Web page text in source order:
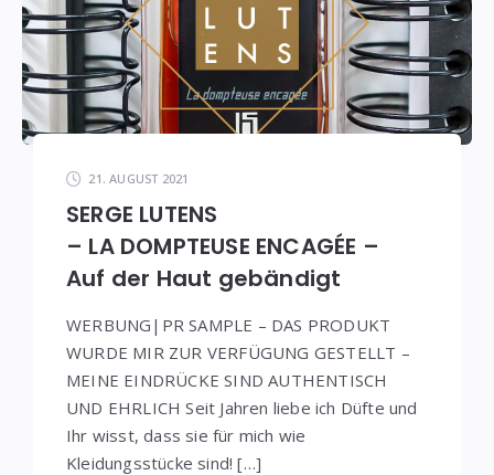
21. AUGUST 2021
SERGE LUTENS
– LA DOMPTEUSE ENCAGÉE –
Auf der Haut gebändigt
WERBUNG|PR SAMPLE – DAS PRODUKT
WURDE MIR ZUR VERFÜGUNG GESTELLT –
MEINE EINDRÜCKE SIND AUTHENTISCH
UND EHRLICH Seit Jahren liebe ich Düfte und
Ihr wisst, dass sie für mich wie
Kleidungsstücke sind! […]